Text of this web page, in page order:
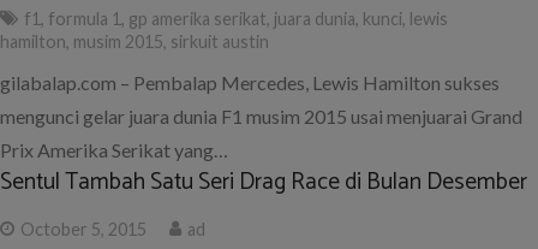
f1 , formula 1 , gp amerika serikat, juara dunia, kunci, lewis
hamilton, musim 2015, sirkuit austin
gilabalap.com – Pembalap Mercedes, Lewis Hamilton sukses
mengunci gelar juara dunia F1 musim 2015 usai menjuarai Grand
Prix Amerika Serikat yang…
Sentul Tambah Satu Seri Drag Race di Bulan Desember
October 5, 2015
ad